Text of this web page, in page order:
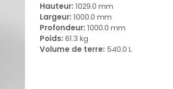
Hauteur: 1029.0 mm
Largeur: 1000.0 mm
Profondeur: 1000.0 mm
Poids: 61.3 kg
Volume de terre: 540.0 L